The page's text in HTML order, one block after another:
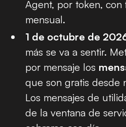
Agent, por token, con
mensual.
1 de octubre de
más se va a sentir.
por mensaje los
que son gratis desde
Los mensajes de
de la ventana de